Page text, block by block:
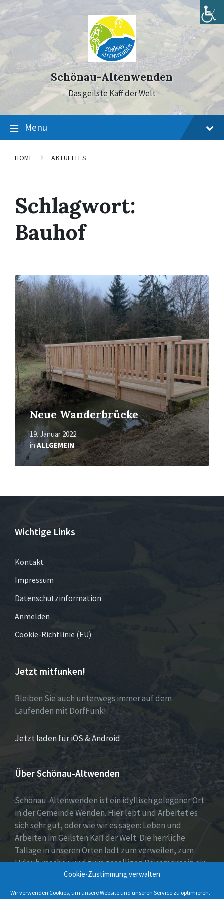
Cookie-Zustimmung verwalten
Wir verwenden Cookies, um unsere Website und unseren Service zu optimieren.
to
content
to
main
navigation
to
footer
Schönau-Altenwenden
Das geilste Kaff der Welt
Menu
HOME AKTUELLES
Schlagwort:
Bauhof
Neue Wanderbrücke
19. Januar 2022
in ALLGEMEIN
Mehr
erfahren
Wichtige Links
Kontakt
Impressum
Datenschutzinformation
Anmelden
Cookie-Richtlinie (EU)
Jetzt mitfunken!
Bleiben Sie auch unterwegs immer auf dem
Laufenden mit DorfFunk!
Jetzt laden für iOS & Android
Über Schönau-Altwenden
Schönau-Altenwenden ist ein idyllisch gelegener Ort
in der Gemeinde Wenden. Hier lebt und Arbeitet es
sich sehr gut, oder wie wir es sagen: Leben und
Arbeiten im Geilsten Kaff der Welt. Die herrliche
Tallage in unseren Orten lädt zum verweilen, zum
Urlaub machen und zum geselligen Beisamensein ein.
Dies wird auch durch unser aktives Vereinsleben
unter Beweis gestellt.